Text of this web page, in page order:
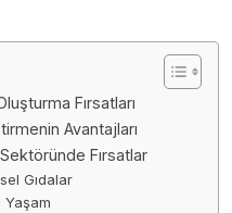
Fırsatları
Avantajları
Fırsatlar
Gıdalar
Yaşam